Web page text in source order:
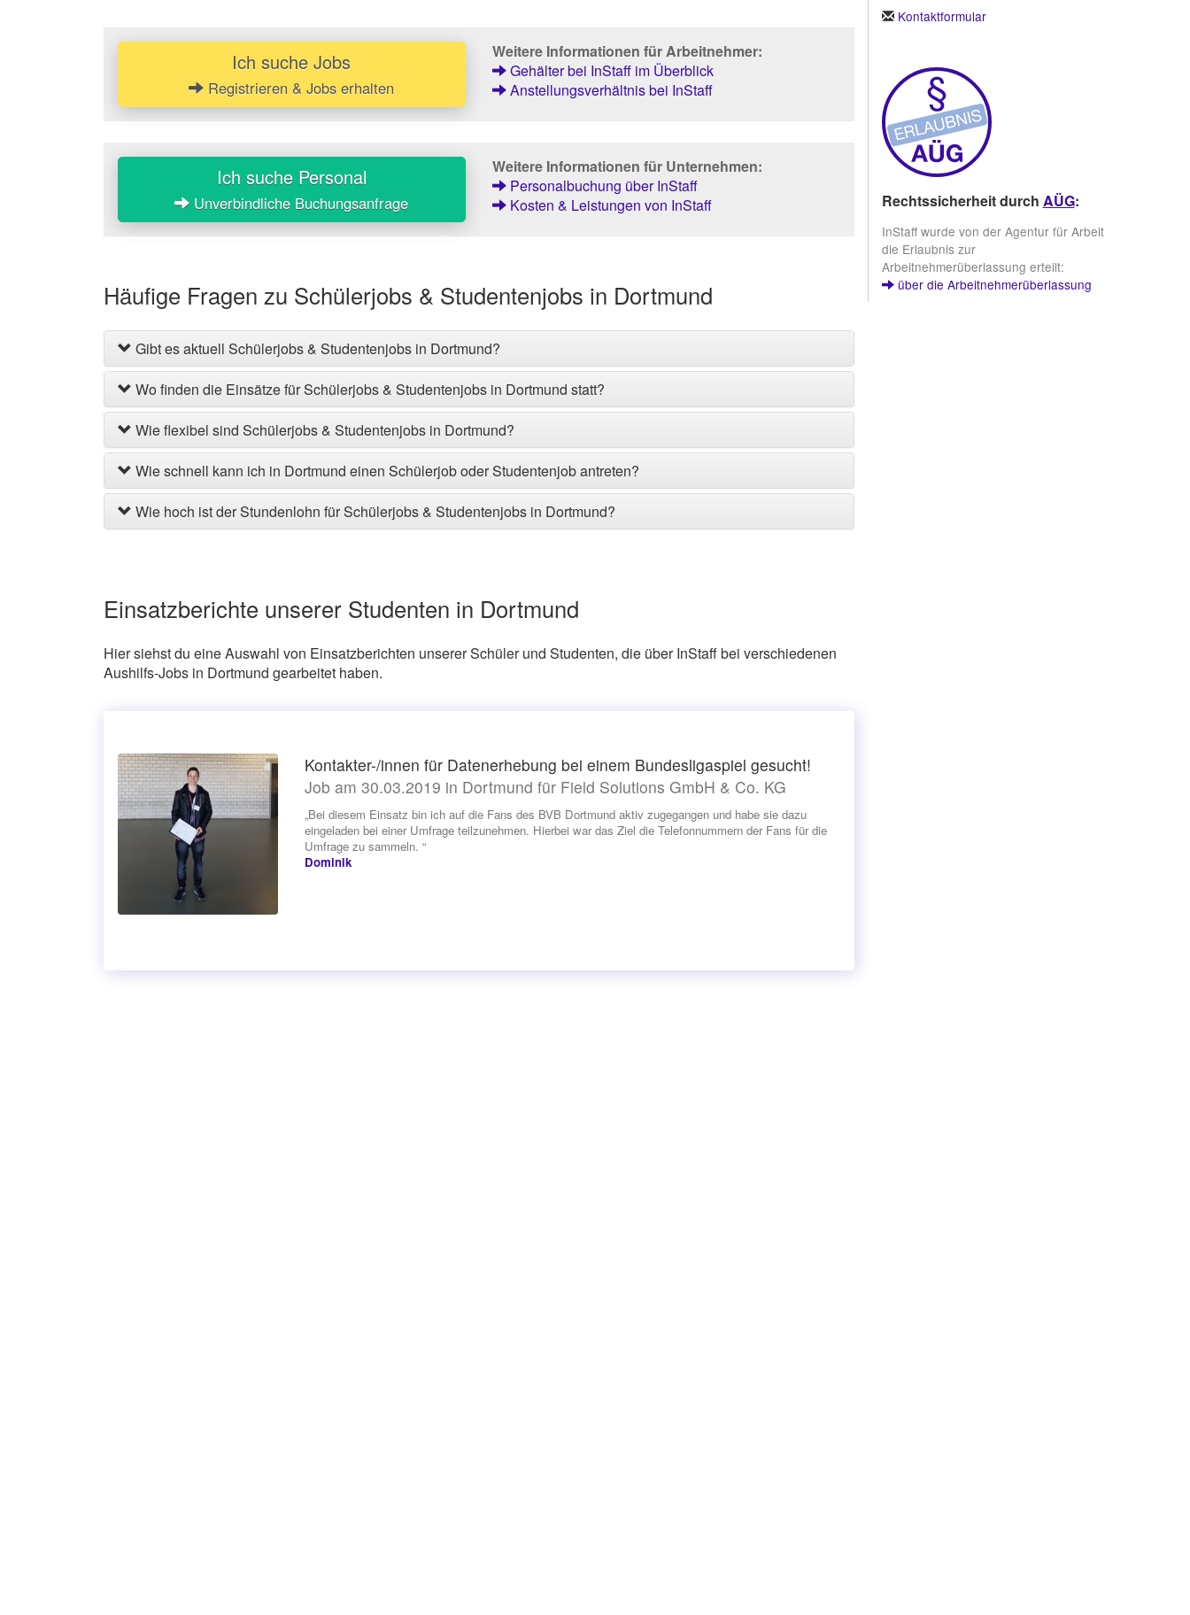
Ich suche Jobs
Registrieren & Jobs erhalten
Weitere Informationen für Arbeitnehmer:
Gehälter bei InStaff im Überblick
Anstellungsverhältnis bei InStaff
Ich suche Personal
Unverbindliche Buchungsanfrage
Weitere Informationen für Unternehmen:
Personalbuchung über InStaff
Kosten & Leistungen von InStaff
Häufige Fragen zu Schülerjobs & Studentenjobs in Dortmund
Gibt es aktuell Schülerjobs & Studentenjobs in Dortmund?
Wo finden die Einsätze für Schülerjobs & Studentenjobs in Dortmund statt?
Wie flexibel sind Schülerjobs & Studentenjobs in Dortmund?
Wie schnell kann ich in Dortmund einen Schülerjob oder Studentenjob antreten?
Wie hoch ist der Stundenlohn für Schülerjobs & Studentenjobs in Dortmund?
Einsatzberichte unserer Studenten in Dortmund
Hier siehst du eine Auswahl von Einsatzberichten unserer Schüler und Studenten, die über InStaff bei verschiedenen
Aushilfs-Jobs in Dortmund gearbeitet haben.
Kontakter-/innen für Datenerhebung bei einem Bundesligaspiel gesucht!
Job am 30.03.2019 in Dortmund für Field Solutions GmbH & Co. KG
„Bei diesem Einsatz bin ich auf die Fans des BVB Dortmund aktiv zugegangen und habe sie dazu
eingeladen bei einer Umfrage teilzunehmen. Hierbei war das Ziel die Telefonnummern der Fans für die
Umfrage zu sammeln. “
Dominik
Kontaktformular
Rechtssicherheit durch AÜG:
InStaff wurde von der Agentur für Arbeit
die Erlaubnis zur
Arbeitnehmerüberlassung erteilt:
über die Arbeitnehmerüberlassung